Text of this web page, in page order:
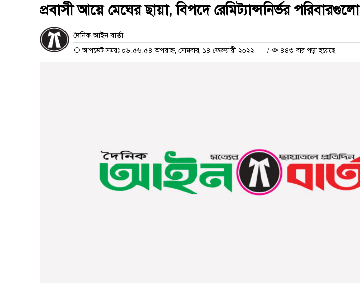
প্রবাসী আয়ে মেঘের ছায়া, বিপদে রেমিট্যান্সনির্ভর পরিবারগুলো
দৈনিক আইন বার্তা
আপডেট সময়ঃ ০৬:৫৬:৫৪ অপরাহ্ন, সোমবার, ১৪ ফেব্রুয়ারী ২০২২ / ৪৪৩ বার পড়া হয়েছে